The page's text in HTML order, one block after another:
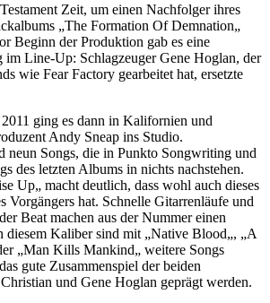
Zeit, um einen Nachfolger ihres
„The Formation Of Demnation„
Beginn der Produktion gab es eine
im Line-Up: Schlagzeuger Gene Hoglan, der
wie Fear Factory gearbeitet hat, ersetzte
ging es dann in Kalifornien und
Andy Sneap ins Studio.
neun Songs, die in Punkto Songwriting und
des letzten Albums in nichts nachstehen.
Up„ macht deutlich, dass wohl auch dieses
Vorgängers hat. Schnelle Gitarrenläufe und
Beat machen aus der Nummer einen
diesem Kaliber sind mit „Native Blood„, „A
„Man Kills Mankind„ weitere Songs
gute Zusammenspiel der beiden
und Gene Hoglan geprägt werden.